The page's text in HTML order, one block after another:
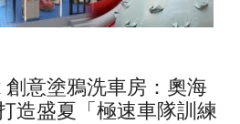
意塗鴉洗車房：奧海
造盛夏「極速車隊訓練